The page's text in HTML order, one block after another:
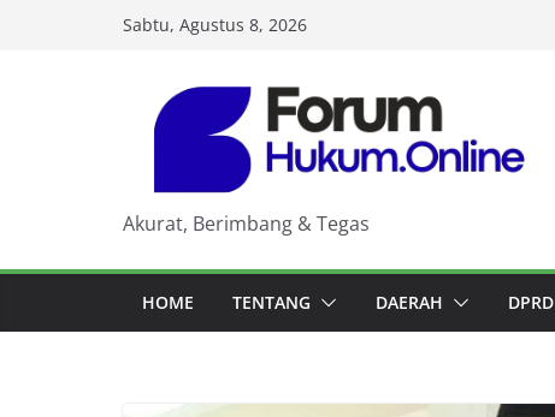
Sabtu, Agustus 8, 2026
Akurat, Berimbang & Tegas
HOME TENTANG DAERAH DPRD